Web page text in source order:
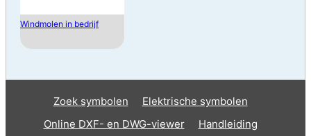
Windmolen in bedrijf
Zoek symbolen
Elektrische symbolen
Online DXF- en DWG-viewer
Handleiding